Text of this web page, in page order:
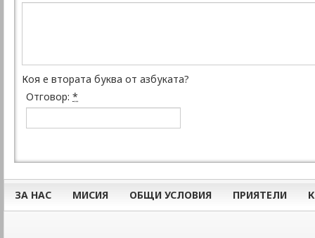
Коя е втората буква от азбуката?
Отговор: *
ЗА НАС МИСИЯ ОБЩИ УСЛОВИЯ ПРИЯТЕЛИ